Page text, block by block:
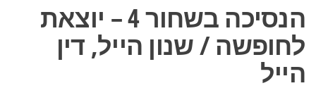
הנסיכה בשחור 4 – יוצאת
לחופשה / שנון הייל, דין
הייל